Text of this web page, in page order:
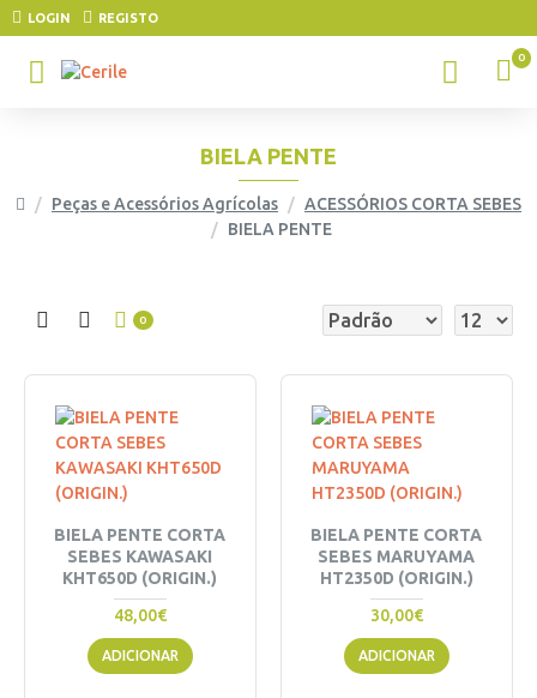
LOGIN REGISTO
0
Peças e Acessórios Agrícolas
ACESSÓRIOS CORTA SEBES
BIELA PENTE
BIELA PENTE
0
BIELA PENTE CORTA
SEBES KAWASAKI
KHT650D (ORIGIN.)
48,00€
ADICIONAR
BIELA PENTE CORTA
SEBES MARUYAMA
HT2350D (ORIGIN.)
30,00€
ADICIONAR